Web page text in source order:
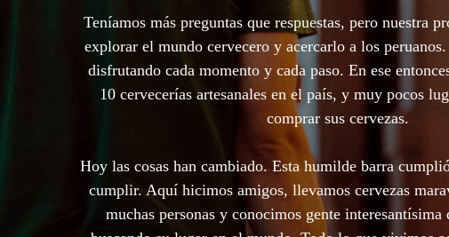
Teníamos más preguntas que respuestas, pero nuestra
explorar el mundo cervecero y acercarlo a los
disfrutando cada momento y cada paso. En ese
10 cervecerías artesanales en el país, y muy pocos
comprar sus cervezas.
Hoy las cosas han cambiado. Esta humilde barra
cumplir. Aquí hicimos amigos, llevamos cervezas
muchas personas y conocimos gente interesantísima